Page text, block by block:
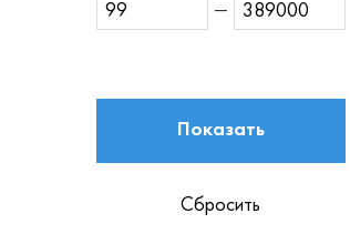
—
Показать
Сбросить